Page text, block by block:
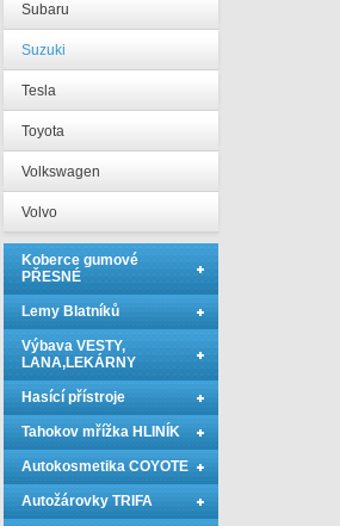
Subaru
Suzuki
Tesla
Toyota
Volkswagen
Volvo
Koberce gumové
PŘESNÉ
Lemy Blatníků
Výbava VESTY,
LANA,LEKÁRNY
Hasící přístroje
Tahokov mřížka HLINÍK
Autokosmetika COYOTE
Autožárovky TRIFA